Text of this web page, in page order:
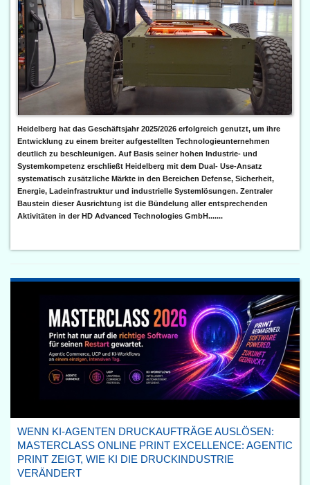
Heidelberg hat das Geschäftsjahr 2025/2026 erfolgreich genutzt, um ihre
Entwicklung zu einem breiter aufgestellten Technologieunternehmen
deutlich zu beschleunigen. Auf Basis seiner hohen Industrie- und
Systemkompetenz erschließt Heidelberg mit dem Dual- Use-Ansatz
systematisch zusätzliche Märkte in den Bereichen Defense, Sicherheit,
Energie, Ladeinfrastruktur und industrielle Systemlösungen. Zentraler
Baustein dieser Ausrichtung ist die Bündelung aller entsprechenden
Aktivitäten in der HD Advanced Technologies GmbH.......
WENN KI-AGENTEN DRUCKAUFTRÄGE AUSLÖSEN:
MASTERCLASS ONLINE PRINT EXCELLENCE: AGENTIC
PRINT ZEIGT, WIE KI DIE DRUCKINDUSTRIE
VERÄNDERT